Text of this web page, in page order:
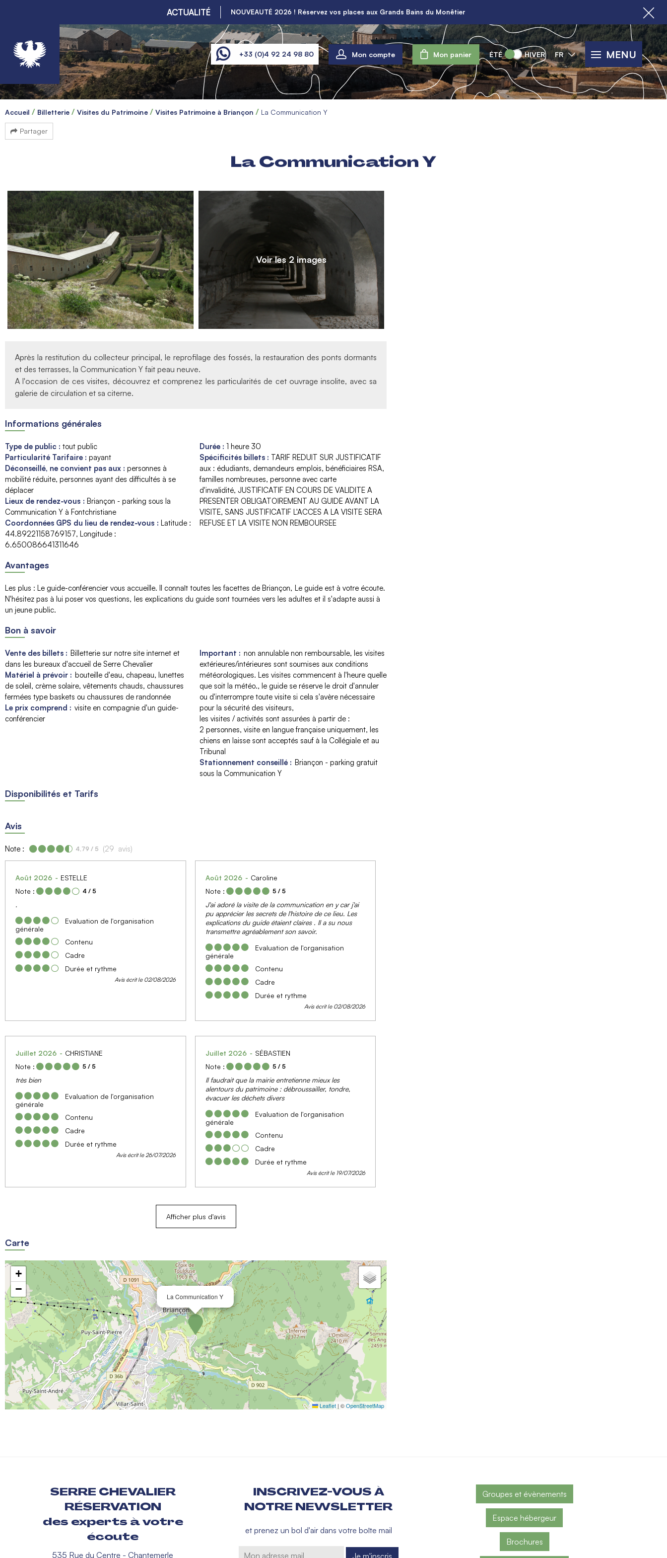
ACTUALITÉ NOUVEAUTÉ 2026 ! Réservez vos places aux Grands Bains du Monêtier
+33 (0)4 92 24 98 80 Mon compte Mon panier ÉTÉ HIVER FR MENU
Accueil Billetterie Visites du Patrimoine Visites Patrimoine à Briançon La Communication Y
Partager
La Communication Y
Voir les 2 images
Après la restitution du collecteur principal, le reprofilage des fossés, la restauration des ponts dormants
et des terrasses, la Communication Y fait peau neuve.
A l'occasion de ces visites, découvrez et comprenez les particularités de cet ouvrage insolite, avec sa
galerie de circulation et sa citerne.
Informations générales
Type de public : tout public
Particularité Tarifaire : payant
Déconseillé, ne convient pas aux : personnes à
mobilité réduite personnes ayant des difficultés à se
déplacer
Lieux de rendez-vous : Briançon - parking sous la
Communication Y à Fontchristiane
Coordonnées GPS du lieu de rendez-vous : Latitude :
44.89221158769157 Longitude :
6.650086641311646
Durée : 1 heure 30
Spécificités billets : TARIF REDUIT SUR JUSTIFICATIF
aux : édudiants, demandeurs emplois, bénéficiaires RSA,
familles nombreuses, personne avec carte
d'invalidité JUSTIFICATIF EN COURS DE VALIDITE A
PRESENTER OBLIGATOIREMENT AU GUIDE AVANT LA
VISITE, SANS JUSTIFICATIF L'ACCES A LA VISITE SERA
REFUSE ET LA VISITE NON REMBOURSEE
Avantages
Les plus : Le guide-conférencier vous accueille. Il connaît toutes les facettes de Briançon
Le guide est à votre écoute.
N'hésitez pas à lui poser vos questions
les explications du guide sont tournées vers les adultes et il s'adapte aussi à
un jeune public
Bon à savoir
Vente des billets : Billetterie sur notre site internet et
dans les bureaux d'accueil de Serre Chevalier
Matériel à prévoir : bouteille d'eau chapeau, lunettes
de soleil, crème solaire vêtements chauds, chaussures
fermées type baskets ou chaussures de randonnée
Le prix comprend : visite en compagnie d'un guide-
conférencier
Important : non annulable non remboursable
les visites
extérieures/intérieures sont soumises aux conditions
météorologiques. Les visites commencent à l'heure quelle
que soit la météo.
le guide se réserve le droit d'annuler
ou d'interrompre toute visite si cela s'avère nécessaire
pour la sécurité des visiteurs
les visites / activités sont assurées à partir de :
2 personnes visite en langue française uniquement
les
chiens en laisse sont acceptés sauf à la Collégiale et au
Tribunal
Stationnement conseillé : Briançon - parking gratuit
sous la Communication Y
Disponibilités et Tarifs
Avis
Note : 4,79 / 5 (29 avis)
Août 2026
ESTELLE
Note :
4 / 5
.
Evaluation de l'organisation
générale
Contenu
Cadre
Durée et rythme
Avis écrit le 02/08/2026
Août 2026
Caroline
Note :
5 / 5
J'ai adoré la visite de la communication en y car j'ai
pu apprécier les secrets de l'histoire de ce lieu. Les
explications du guide étaient claires . Il a su nous
transmettre agréablement son savoir.
Evaluation de l'organisation
générale
Contenu
Cadre
Durée et rythme
Avis écrit le 02/08/2026
Juillet 2026
CHRISTIANE
Note :
5 / 5
très bien
Evaluation de l'organisation
générale
Contenu
Cadre
Durée et rythme
Avis écrit le 26/07/2026
Juillet 2026
SÉBASTIEN
Note :
5 / 5
Il faudrait que la mairie entretienne mieux les
alentours du patrimoine : débroussailler, tondre,
évacuer les déchets divers
Evaluation de l'organisation
générale
Contenu
Cadre
Durée et rythme
Avis écrit le 19/07/2026
Afficher plus d'avis
Carte
La Communication Y
+
−
Leaflet | ©OpenStreetMap
SERRE CHEVALIER
RÉSERVATION
des experts à votre
écoute
535 Rue du Centre - Chantemerle
INSCRIVEZ-VOUS À
NOTRE NEWSLETTER
et prenez un bol d'air dans votre boîte mail
Groupes et évènements
Espace hébergeur
Brochures